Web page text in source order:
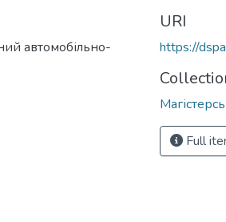
автомобільно-
URI
https://
Full